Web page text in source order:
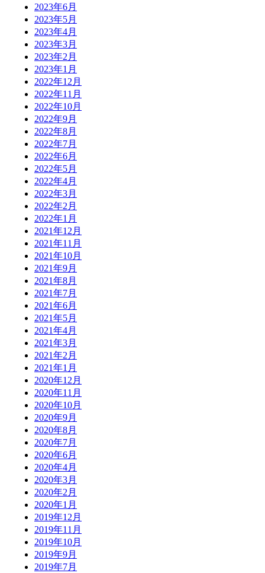
2023年6月
2023年5月
2023年4月
2023年3月
2023年2月
2023年1月
2022年12月
2022年11月
2022年10月
2022年9月
2022年8月
2022年7月
2022年6月
2022年5月
2022年4月
2022年3月
2022年2月
2022年1月
2021年12月
2021年11月
2021年10月
2021年9月
2021年8月
2021年7月
2021年6月
2021年5月
2021年4月
2021年3月
2021年2月
2021年1月
2020年12月
2020年11月
2020年10月
2020年9月
2020年8月
2020年7月
2020年6月
2020年4月
2020年3月
2020年2月
2020年1月
2019年12月
2019年11月
2019年10月
2019年9月
2019年7月